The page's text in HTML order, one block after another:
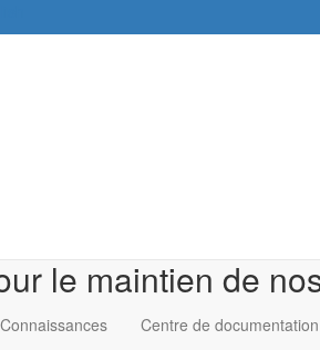
le maintien de
Centre de documentation